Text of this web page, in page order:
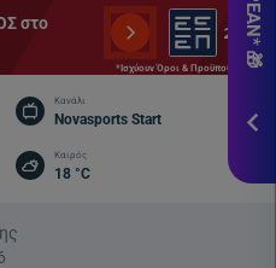
στο
*Ισχύουν Όροι & Προϋποθέσεις
Κανάλι
Novasports Start
Καιρός
18 °C